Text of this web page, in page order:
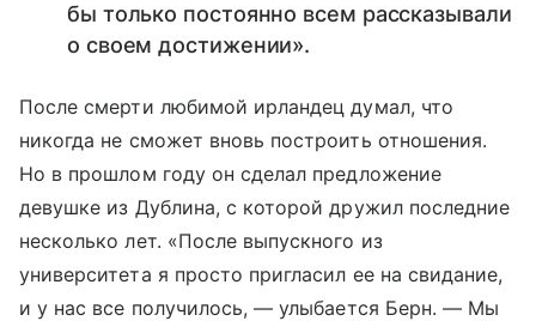
бы только постоянно всем рассказывали
о своем достижении».
После смерти любимой ирландец думал, что
никогда не сможет вновь построить отношения.
Но в прошлом году он сделал предложение
девушке из Дублина, с которой дружил последние
несколько лет. «После выпускного из
университета я просто пригласил ее на свидание,
и у нас все получилось, — улыбается Берн. — Мы